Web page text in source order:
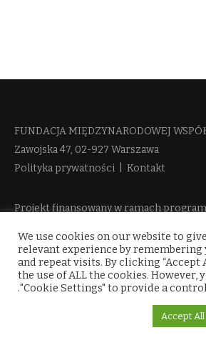
FUNDACJA MIĘDZYNARODOWEJ
Zawojska 47, 02-927 Warszawa
Polityka prywatności
Kontakt
Projekt finansowany w ramach
więcej informacji
We use cookies on our website to
relevant experience by remembering
and repeat visits. By clicking “Accept
the use of ALL the cookies. However,
"Cookie Settings" to provide a
Accept All